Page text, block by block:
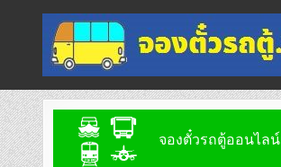
content
จองตั๋วรถตู้ออนไลน์
บริการจองตั๋วรถตู้ออนไลน์
จองตั๋วรถตู้ออนไลน์